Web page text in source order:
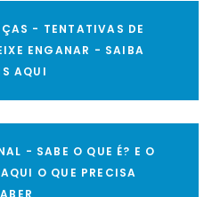
- TENTATIVAS DE
ENGANAR - SAIBA
AQUI
- SABE O QUE É? E O
O QUE PRECISA